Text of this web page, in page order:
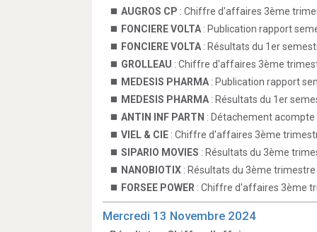
AUGROS CP : Chiffre d'affaires 3ème
FONCIERE VOLTA : Publication rapport
FONCIERE VOLTA : Résultats du 1er
GROLLEAU : Chiffre d'affaires 3ème
MEDESIS PHARMA : Publication rapport
MEDESIS PHARMA : Résultats du 1er
ANTIN INF PARTN : Détachement
VIEL & CIE : Chiffre d'affaires 3ème
SIPARIO MOVIES : Résultats du 3ème
NANOBIOTIX : Résultats du 3ème trimestre
FORSEE POWER : Chiffre d'affaires 3ème
Mercredi 13 Novembre 2024